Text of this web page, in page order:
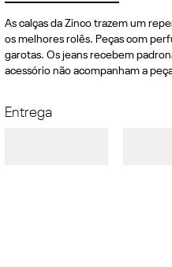
As calças da Zinco trazem um
os melhores rolês. Peças com
garotas. Os jeans recebem
acessório não acompanham a
Entrega